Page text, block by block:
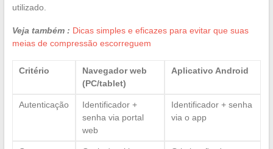
utilizado.
Veja também : Dicas simples e eficazes para evitar que suas
meias de compressão escorreguem
Critério
Navegador web
(PC/tablet)
Aplicativo Android
Autenticação
Identificador +
senha via portal
web
Identificador + senha
via o app